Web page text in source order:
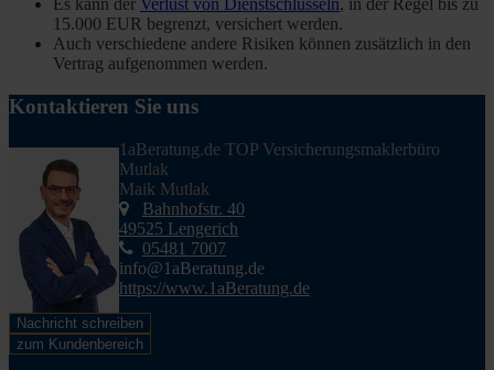
Es kann der Verlust von Dienstschlüsseln, in der Regel bis zu
15.000 EUR begrenzt, versichert werden.
Auch verschiedene andere Risiken können zusätzlich in den
Vertrag aufgenommen werden.
Kontaktieren Sie uns
1aBeratung.de TOP Versicherungsmaklerbüro
Mutlak
Maik Mutlak
Bahnhofstr. 40
49525 Lengerich
05481 7007
info@1aBeratung.de
https://www.1aBeratung.de
Nachricht schreiben
zum Kundenbereich